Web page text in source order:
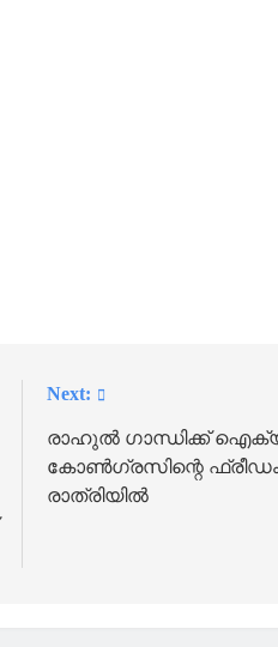
Next:
രാഹുൽ ഗാന്ധിക്ക്
കോൺഗ്രസിന്റെ ഫ്രീഡം
രാത്രിയിൽ